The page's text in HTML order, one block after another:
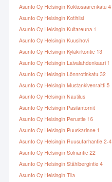
Asunto Oy Helsingin Kokkosaarenkatu 4
Asunto Oy Helsingin Kotihiisi
Asunto Oy Helsingin Kultareuna 1
Asunto Oy Helsingin Kuusihovi
Asunto Oy Helsingin Kyläkirkontie 13
Asunto Oy Helsingin Laivalahdenkaari 1
Asunto Oy Helsingin Lönnrotinkatu 32
Asunto Oy Helsingin Mustankivenraitti 5
Asunto Oy Helsingin Nautilus
Asunto Oy Helsingin Pasilantornit
Asunto Oy Helsingin Perustie 16
Asunto Oy Helsingin Puuskarinne 1
Asunto Oy Helsingin Ruusutarhantie 2-4
Asunto Oy Helsingin Solnantie 22
Asunto Oy Helsingin Ståhlbergintie 4
Asunto Oy Helsingin Tila